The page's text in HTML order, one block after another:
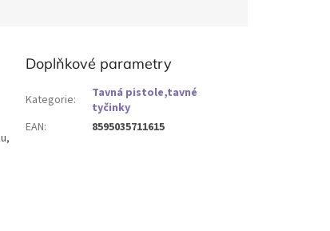
Doplňkové parametry
Kategorie:
Tavná pistole,tavné
tyčinky
EAN: 8595035711615